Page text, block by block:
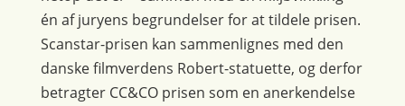
én af juryens begrundelser for at tildele prisen.
Scanstar-prisen kan sammenlignes med den
danske filmverdens Robert-statuette, og derfor
betragter CC&CO prisen som en anerkendelse